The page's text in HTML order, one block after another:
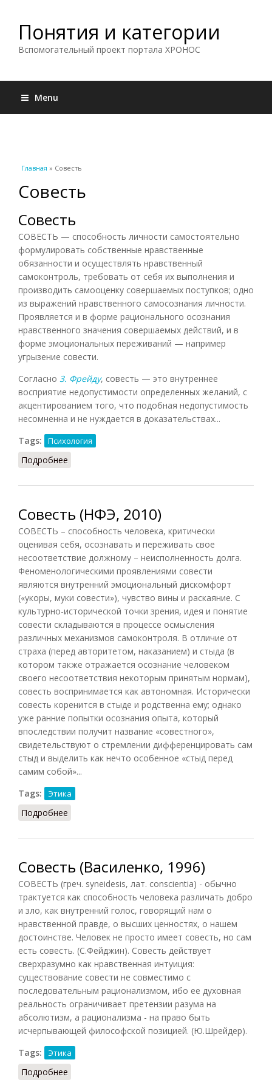
Понятия и категории
Вспомогательный проект портала ХРОНОС
Menu
Вы здесь
Главная » Совесть
Совесть
Совесть
СОВЕСТЬ — способность личности самостоятельно
формулировать собственные нравственные
обязанности и осуществлять нравственный
самоконтроль, требовать от себя их выполнения и
производить самооценку совершаемых поступков; одно
из выражений нравственного самосознания личности.
Проявляется и в форме рационального осознания
нравственного значения совершаемых действий, и в
форме эмоциональных переживаний — например
угрызение совести.
Согласно 3. Фрейду, совесть — это внутреннее
восприятие недопустимости определенных желаний, с
акцентированием того, что подобная недопустимость
несомненна и не нуждается в доказательствах...
Tags:
Психология
Подробнее
Совесть (НФЭ, 2010)
СОВЕСТЬ – способность человека, критически
оценивая себя, осознавать и переживать свое
несоответствие должному – неисполненность долга.
Феноменологическими проявлениями совести
являются внутренний эмоциональный дискомфорт
(«укоры, муки совести»), чувство вины и раскаяние. С
культурно-исторической точки зрения, идея и понятие
совести складываются в процессе осмысления
различных механизмов самоконтроля. В отличие от
страха (перед авторитетом, наказанием) и стыда (в
котором также отражается осознание человеком
своего несоответствия некоторым принятым нормам),
совесть воспринимается как автономная. Исторически
совесть коренится в стыде и родственна ему; однако
уже ранние попытки осознания опыта, который
впоследствии получит название «совестного»,
свидетельствуют о стремлении дифференцировать сам
стыд и выделить как нечто особенное «стыд перед
самим собой»...
Tags:
Этика
Подробнее
Совесть (Василенко, 1996)
СОВЕСТЬ (греч. syneidesis, лат. conscientia) - обычно
трактуется как способность человека различать добро
и зло, как внутренний голос, говорящий нам о
нравственной правде, о высших ценностях, о нашем
достоинстве. Человек не просто имеет совесть, но сам
есть совесть. (С.Фейджин). Совесть действует
сверхразумно как нравственная интуиция:
существование совести не совместимо с
последовательным рационализмом, ибо ее духовная
реальность ограничивает претензии разума на
абсолютизм, а рационализма - на право быть
исчерпывающей философской позицией. (Ю.Шрейдер).
Tags:
Этика
Подробнее